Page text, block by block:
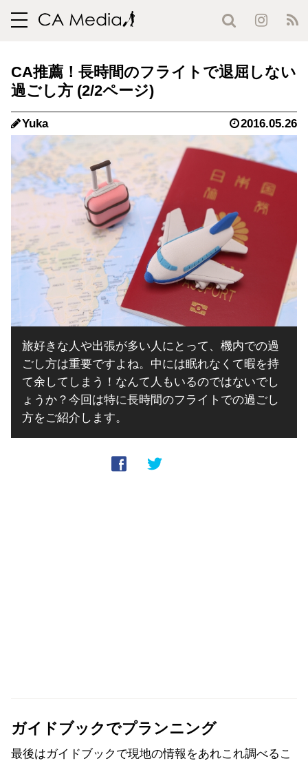
toggle
CA推薦！長時間のフライトで退屈しない
過ごし方 (2/2ページ)
Yuka 2016.05.26
旅好きな人や出張が多い人にとって、機内での過
ごし方は重要ですよね。中には眠れなくて暇を持
て余してしまう！なんて人もいるのではないでし
ょうか？今回は特に長時間のフライトでの過ごし
方をご紹介します。
ガイドブックでプランニング
最後はガイドブックで現地の情報をあれこれ調べるこ